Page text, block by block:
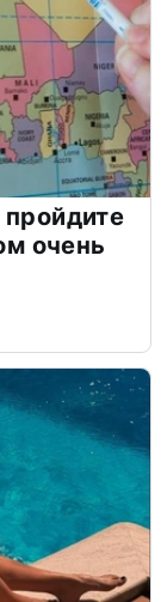
очень